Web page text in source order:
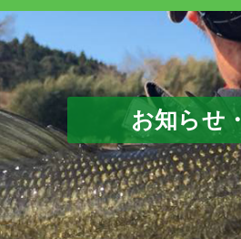
お知らせ